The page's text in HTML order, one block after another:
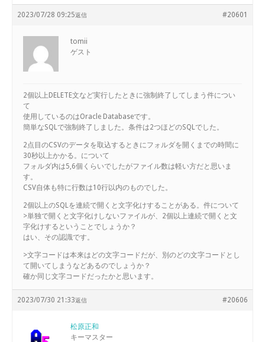
2023/07/28 09:25 #20601
返信
tomii
ゲスト
2個以上DELETE文など実行したときに強制終了してしまう件につい
て
使用しているのはOracle Databaseです。
簡単なSQLで強制終了しました。条件は2つほどのSQLでした。
2点目のCSVのデータを取込するときにフォルダを開くまでの時間に
30秒以上かかる。について
フォルダ内は5,6個くらいでしたがファイル数は軽い方だと思いま
す。
CSV自体も特に行数は10行以内のものでした。
2個以上のSQLを連続で開くと文字化けすることがある。件について
>単独で開くと文字化けしないファイルが、2個以上連続で開くと文
字化けするということでしょうか？
はい、その認識です。
>文字コードは本来はどの文字コードだが、別のどの文字コードとし
て開いてしまうなどあるのでしょうか？
確か同じ文字コードだったかと思います。
2023/07/30 21:33 #20606
返信
松原正和
キーマスター